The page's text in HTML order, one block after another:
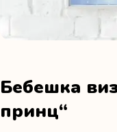
Бебешка
принц“